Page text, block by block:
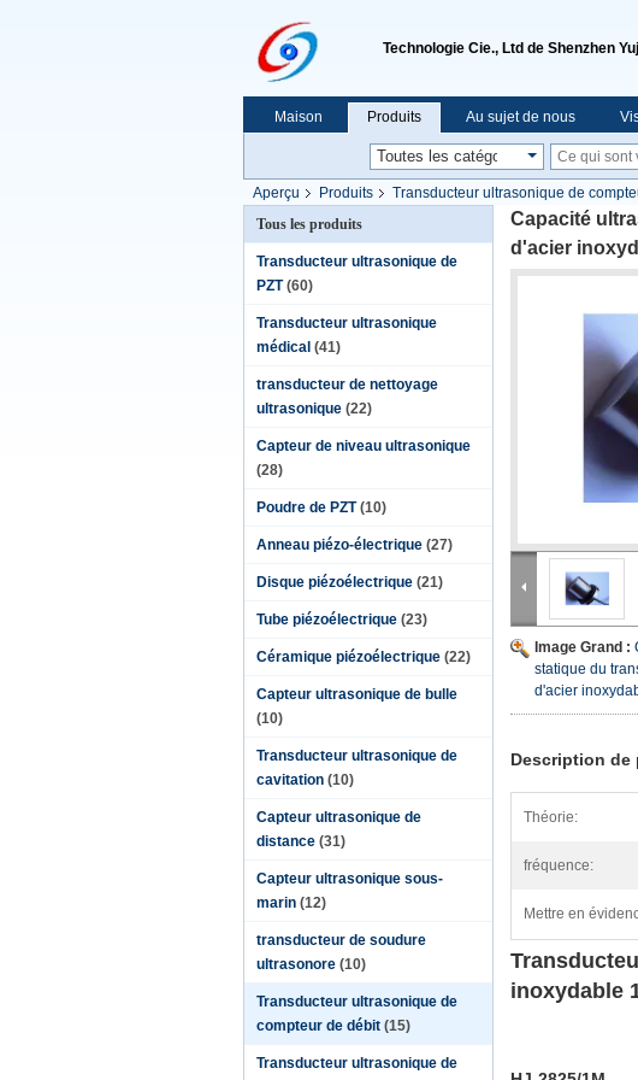
Technologie Cie., Ltd de Shenzhen
Maison Produits Au sujet de nous
Aperçu Produits Transducteur ultrasonique de
inoxydable
Tous les produits
Transducteur ultrasonique de
PZT (60)
Transducteur ultrasonique
médical (41)
transducteur de nettoyage
ultrasonique (22)
Capteur de niveau ultrasonique
(28)
Poudre de PZT (10)
Anneau piézo-électrique (27)
Disque piézoélectrique (21)
Tube piézoélectrique (23)
Céramique piézoélectrique (22)
Capteur ultrasonique de bulle
(10)
Transducteur ultrasonique de
cavitation (10)
Capteur ultrasonique de
distance (31)
Capteur ultrasonique sous-
marin (12)
transducteur de soudure
ultrasonore (10)
Transducteur ultrasonique de
compteur de débit (15)
Transducteur ultrasonique de
Capacité
d'acier
Image Grand :
statique du
d'acier
Description de
Théorie:
fréquence:
Mettre en
inoxydable